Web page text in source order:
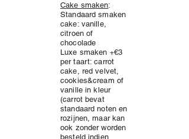
Cake smaken:
Standaard smaken
cake: vanille,
citroen of
chocolade
Luxe smaken +€3
per taart: carrot
cake, red velvet,
cookies&cream of
vanille in kleur
(carrot bevat
standaard noten en
rozijnen, maar kan
ook zonder worden
besteld indien